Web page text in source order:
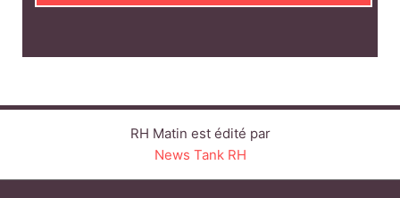
RH Matin est édité par
News Tank RH